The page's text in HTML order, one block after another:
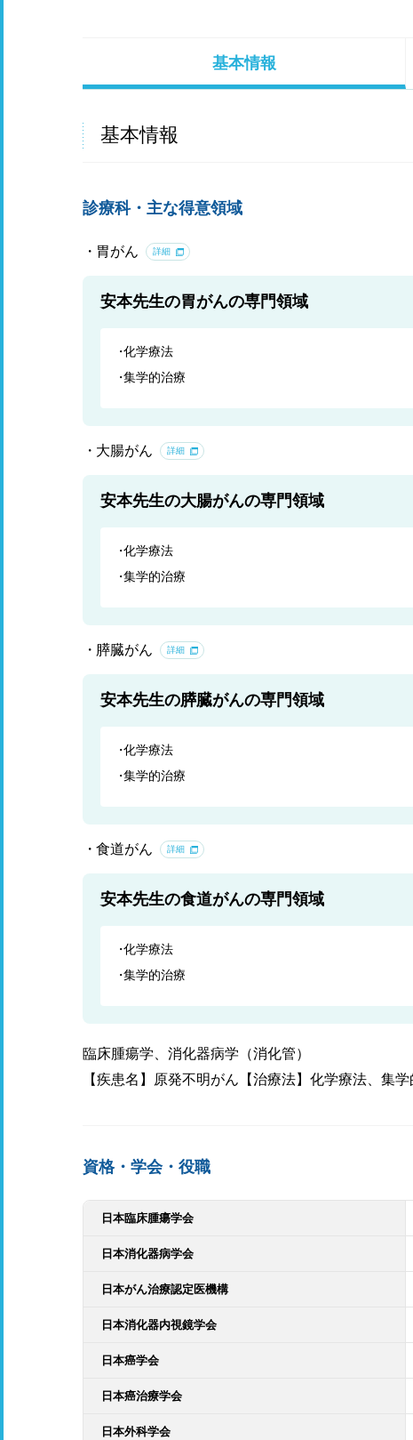
基本情報
基本情報
診療科・主な得意領域
胃がん 詳細
安本先生の胃がんの専門領域
化学療法
集学的治療
大腸がん 詳細
安本先生の大腸がんの専門領域
化学療法
集学的治療
膵臓がん 詳細
安本先生の膵臓がんの専門領域
化学療法
集学的治療
食道がん 詳細
安本先生の食道がんの専門領域
化学療法
集学的治療
臨床腫瘍学、消化器病学（消化管）
【疾患名】原発不明がん【治療法】化学療法、集学
資格・学会・役職
日本臨床腫瘍学会
日本消化器病学会
日本がん治療認定医機構
日本消化器内視鏡学会
日本癌学会
日本癌治療学会
日本外科学会